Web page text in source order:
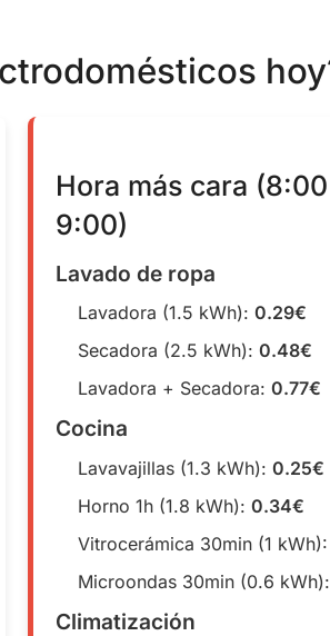
Hora más cara
9:00)
Lavado de ropa
Lavadora (1.5 kWh): 0.29€
Secadora (2.5 kWh): 0.48€
Lavadora + Secadora: 0.77€
Cocina
Lavavajillas (1.3 kWh): 0.25€
Horno 1h (1.8 kWh): 0.34€
Vitrocerámica 30min (1 kWh):
Microondas 30min (0.6 kWh):
Climatización